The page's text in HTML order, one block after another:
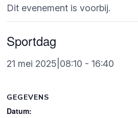
Dit evenement is voorbij.
Sportdag
21 mei 2025|08:10 -16:40
GEGEVENS
Datum: